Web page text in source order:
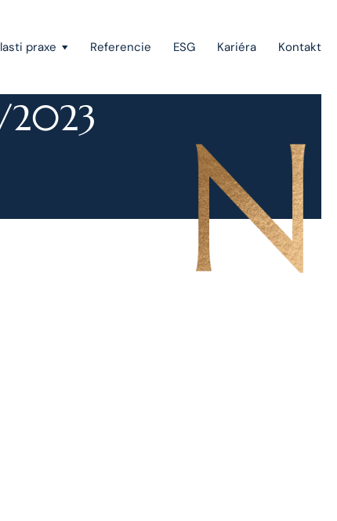
praxe
Vymáhanie pohľadávok a konkurzné právo
Štátna pomoc, investičné stimuly a projektové
Referencie ESG Kariéra
Kontakt
2023